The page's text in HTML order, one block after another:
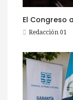
Redacción 01